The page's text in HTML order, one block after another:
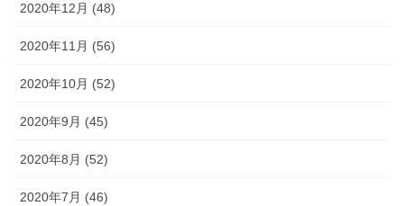
2020年12月 (48)
2020年11月 (56)
2020年10月 (52)
2020年9月 (45)
2020年8月 (52)
2020年7月 (46)